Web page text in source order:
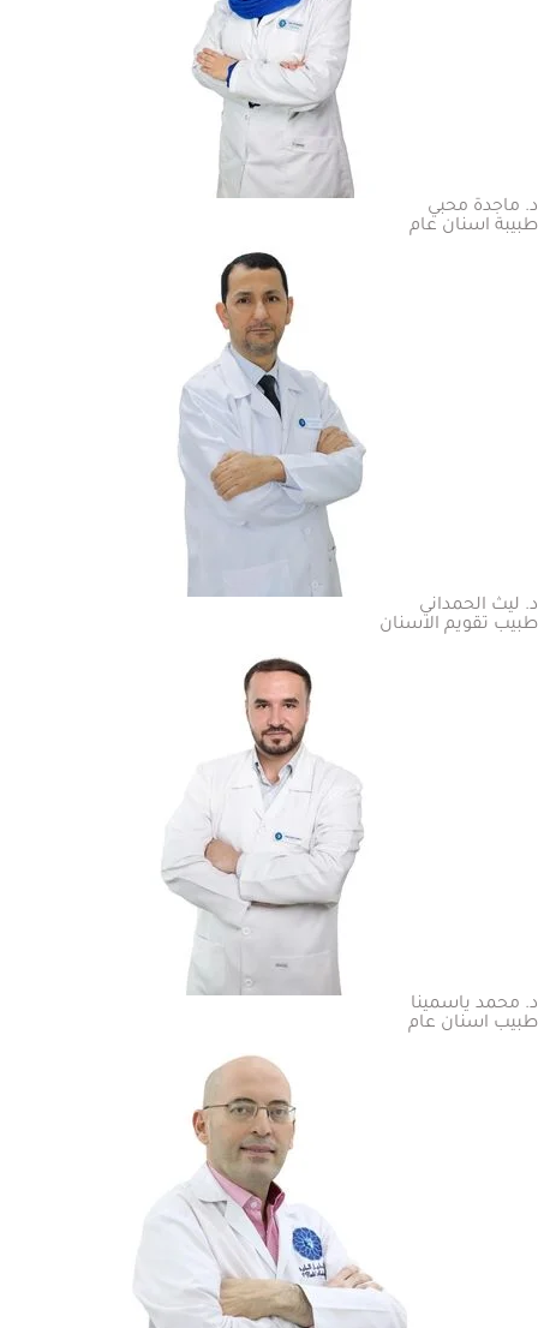
د. ماجدة محبي
طبيبة اسنان عام
د. ليث الحمداني
طبيب تقويم الاسنان
د. محمد ياسمينا
طبيب اسنان عام